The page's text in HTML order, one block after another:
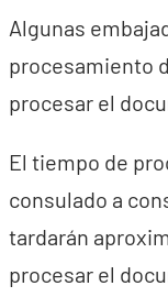
Algunas
procesamiento
procesar el
El tiempo de
consulado a
tardarán
procesar el